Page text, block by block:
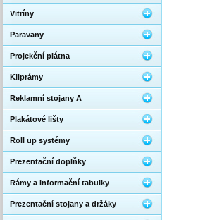
Vitríny
Paravany
Projekční plátna
Kliprámy
Reklamní stojany A
Plakátové lišty
Roll up systémy
Prezentační doplňky
Rámy a informační tabulky
Prezentační stojany a držáky